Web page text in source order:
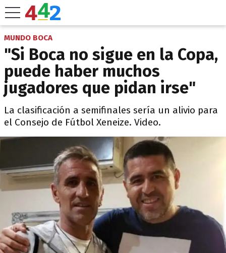
MUNDO BOCA
"Si Boca no sigue en la Copa,
puede haber muchos
jugadores que pidan irse"
La clasificación a semifinales sería un alivio para
el Consejo de Fútbol Xeneize. Video.